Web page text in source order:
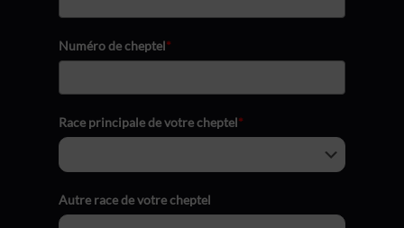
Numéro de cheptel*
Race principale de votre cheptel*
Autre race de votre cheptel